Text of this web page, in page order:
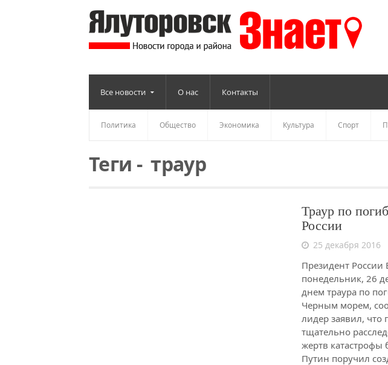
Все новости О нас Контакты
Политика Общество Экономика Культура Спорт
Теги -траур
Траур по
России
25 декабря 2016
Президент
понедельник, 26
днем траура по
Черным морем,
лидер заявил, что
тщательно
жертв катастрофы
Путин поручил